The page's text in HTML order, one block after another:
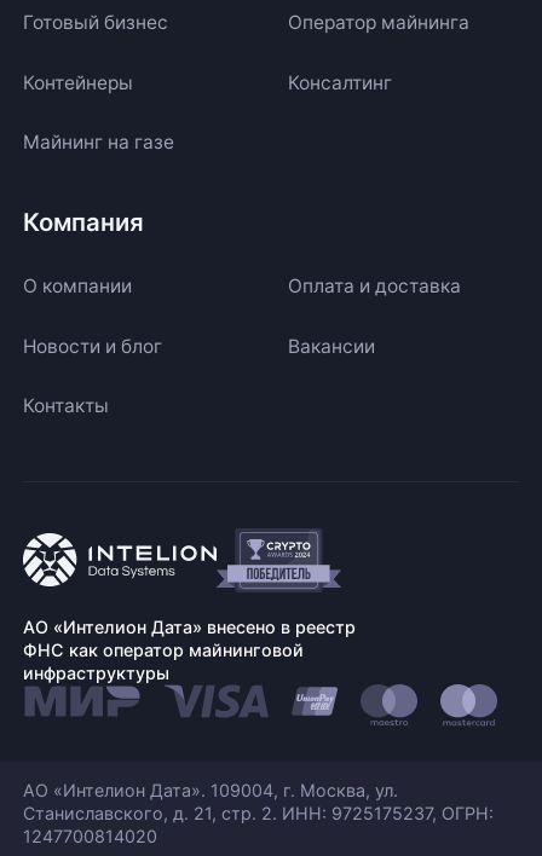
Готовый бизнес
Контейнеры
Майнинг на газе
Оператор майнинга
Консалтинг
Компания
О компании Оплата и доставка
Новости и блог Вакансии
Контакты
АО «Интелион Дата» внесено в реестр
ФНС как оператор майнинговой
инфраструктуры
АО «Интелион Дата». 109004, г. Москва, ул.
Станиславского, д. 21, стр. 2. ИНН: 9725175237, ОГРН:
1247700814020